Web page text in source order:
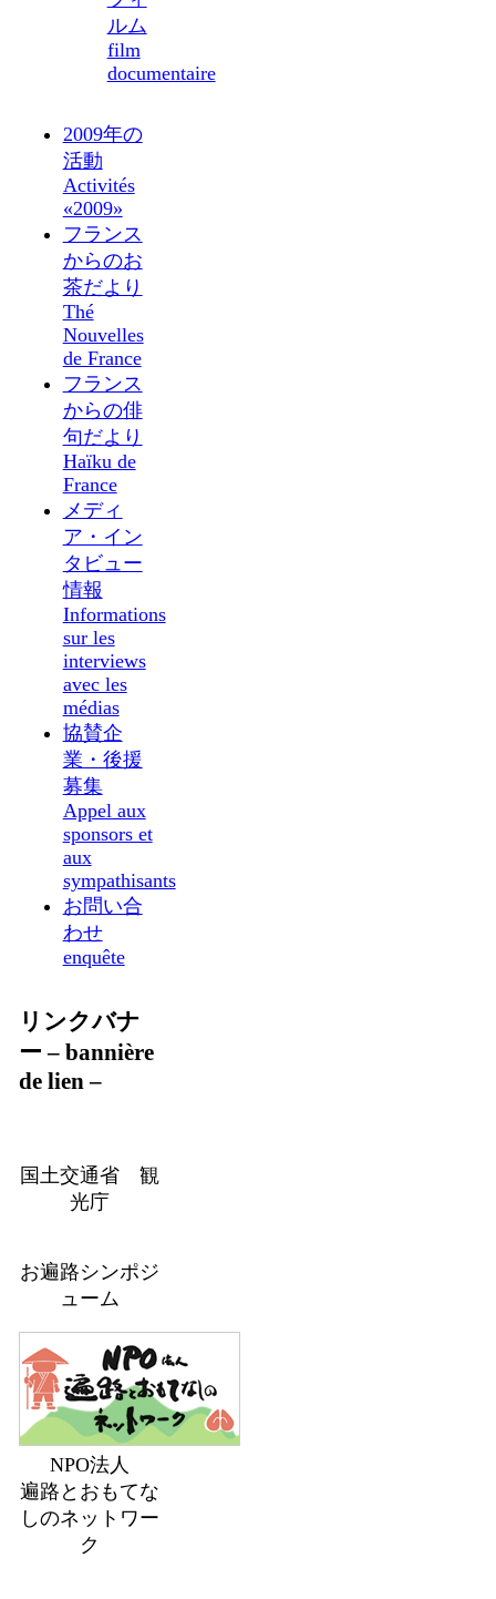
ルム
film
documentaire
2009年の
活動
Activités
«2009»
フランス
からのお
茶だより
Thé
Nouvelles
de France
フランス
からの俳
句だより
Haïku de
France
メディ
ア・イン
タビュー
情報
Informations
sur les
interviews
avec les
médias
協賛企
業・後援
募集
Appel aux
sponsors et
aux
sympathisants
お問い合
わせ
enquête
リンクバナ
ー – bannière
de lien –
国土交通省 観
光庁
お遍路シンポジ
ューム
NPO法人
遍路とおもてな
しのネットワー
ク